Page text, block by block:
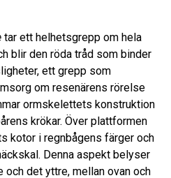
tar ett helhetsgrepp om hela
blir den röda tråd som binder
ett grepp som
om resenärens rörelse
ormskelettets konstruktion
krökar. Över plattformen
kotor i regnbågens färger och
Denna aspekt belyser
och det yttre, mellan ovan och